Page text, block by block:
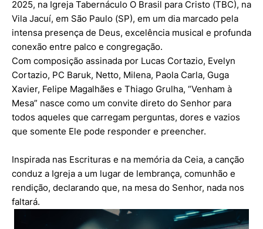
2025, na Igreja Tabernáculo O Brasil para Cristo (TBC), na
Vila Jacuí, em São Paulo (SP), em um dia marcado pela
intensa presença de Deus, excelência musical e profunda
conexão entre palco e congregação.
Com composição assinada por Lucas Cortazio, Evelyn
Cortazio, PC Baruk, Netto, Milena, Paola Carla, Guga
Xavier, Felipe Magalhães e Thiago Grulha, “Venham à
Mesa” nasce como um convite direto do Senhor para
todos aqueles que carregam perguntas, dores e vazios
que somente Ele pode responder e preencher.
Inspirada nas Escrituras e na memória da Ceia, a canção
conduz a Igreja a um lugar de lembrança, comunhão e
rendição, declarando que, na mesa do Senhor, nada nos
faltará.